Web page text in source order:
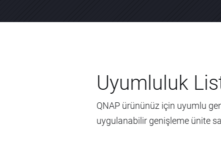
Uyumluluk
QNAP ürününüz için uyumlu
uygulanabilir genişleme ünite